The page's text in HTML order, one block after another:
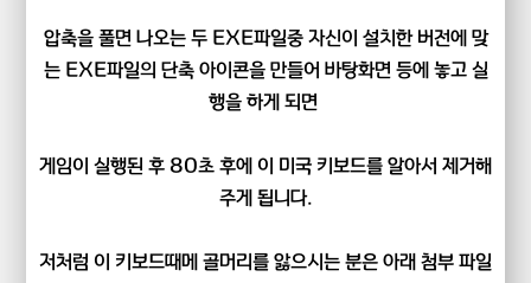
압축을 풀면 나오는 두 EXE파일중 자신이 설치한 버전에 맞
는 EXE파일의 단축 아이콘을 만들어 바탕화면 등에 놓고 실
행을 하게 되면
게임이 실행된 후 80초 후에 이 미국 키보드를 알아서 제거해
주게 됩니다.
저처럼 이 키보드때메 골머리를 앓으시는 분은 아래 첨부 파일